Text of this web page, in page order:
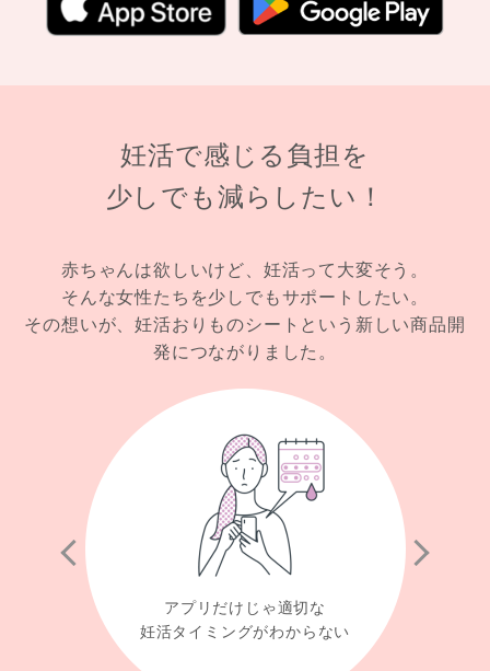
妊活で感じる負担を
少しでも減らしたい！
赤ちゃんは欲しいけど、妊活って大変そう。
そんな女性たちを少しでもサポートしたい。
その想いが、妊活おりものシートという新しい商品開
発につながりました。
アプリだけじゃ適切な
妊活タイミングがわからない